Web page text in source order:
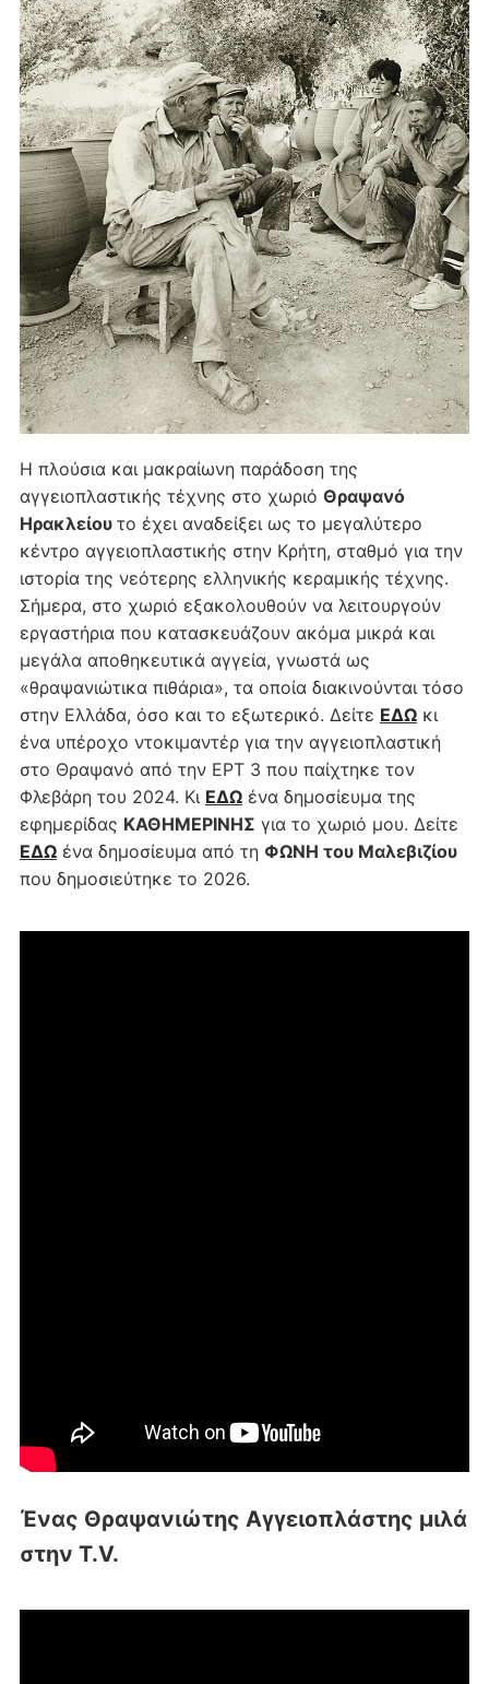
Η πλούσια και μακραίωνη παράδοση της
αγγειοπλαστικής τέχνης στο χωριό Θραψανό
Ηρακλείου το έχει αναδείξει ως το μεγαλύτερο
κέντρο αγγειοπλαστικής στην Κρήτη, σταθμό για την
ιστορία της νεότερης ελληνικής κεραμικής τέχνης.
Σήμερα, στο χωριό εξακολουθούν να λειτουργούν
εργαστήρια που κατασκευάζουν ακόμα μικρά και
μεγάλα αποθηκευτικά αγγεία, γνωστά ως
«θραψανιώτικα πιθάρια», τα οποία διακινούνται τόσο
στην Ελλάδα, όσο και το εξωτερικό. Δείτε ΕΔΩκι
ένα υπέροχο ντοκιμαντέρ για την αγγειοπλαστική
στο Θραψανό από την ΕΡΤ 3 που παίχτηκε τον
Φλεβάρη του 2024. Κι ΕΔΩένα δημοσίευμα της
εφημερίδας ΚΑΘΗΜΕΡΙΝΗΣ για το χωριό μου. Δείτε
ΕΔΩένα δημοσίευμα από τη ΦΩΝΗ του Μαλεβιζίου
που δημοσιεύτηκε το 2026.
Ένας Θραψανιώτης Αγγειοπλάστης μιλά
στην T.V.